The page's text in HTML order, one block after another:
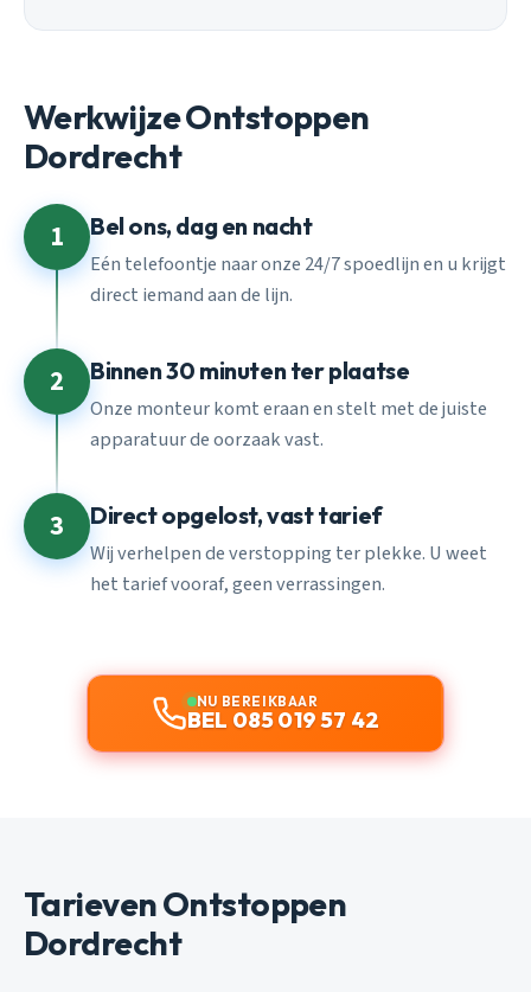
Werkwijze Ontstoppen
Dordrecht
1 Bel ons, dag en nacht
Eén telefoontje naar onze 24/7 spoedlijn en u krijgt
direct iemand aan de lijn.
2 Binnen 30 minuten ter plaatse
Onze monteur komt eraan en stelt met de juiste
apparatuur de oorzaak vast.
3 Direct opgelost, vast tarief
Wij verhelpen de verstopping ter plekke. U weet
het tarief vooraf, geen verrassingen.
NU BEREIKBAAR
BEL 085 019 57 42
Tarieven Ontstoppen
Dordrecht